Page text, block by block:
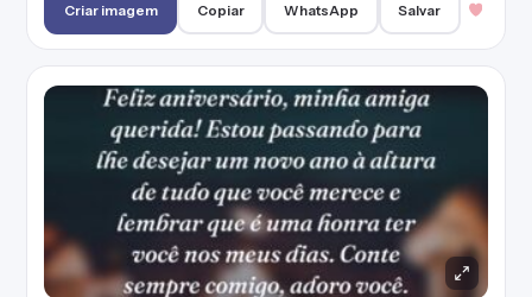
Criar imagem Copiar WhatsApp Salvar